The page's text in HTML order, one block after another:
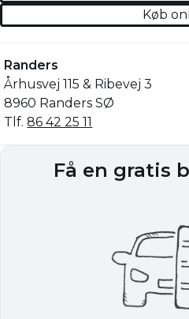
Køb
Randers
Århusvej 115 & Ribevej 3
8960 Randers SØ
Tlf.86 42 25 11
Få en gratis